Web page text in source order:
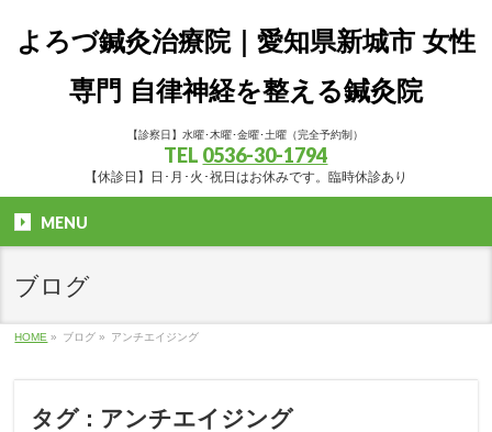
よろづ鍼灸治療院｜愛知県新城市 女性
専門 自律神経を整える鍼灸院
【診察日】水曜･木曜･金曜･土曜（完全予約制）
TEL 0536-30-1794
【休診日】日･月･火･祝日はお休みです。臨時休診あり
MENU
ブログ
HOME » ブログ » アンチエイジング
タグ : アンチエイジング